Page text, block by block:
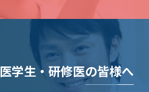
医学生・研修医の皆様へ